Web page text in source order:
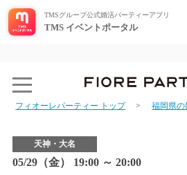
TMSグループ公式婚活パーティーアプリ
TMS イベントポータル
フィオーレパーティー トップ 福岡県
天神・大名
05/29（金） 19:00 ～ 20:00